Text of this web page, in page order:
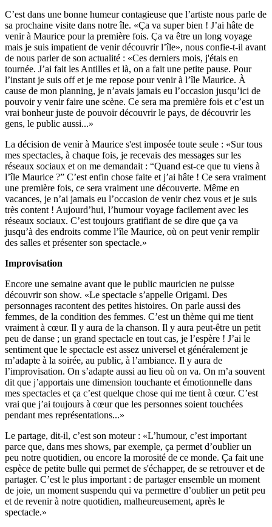
C’est dans une bonne humeur contagieuse que l’artiste nous parle de
sa prochaine visite dans notre île. «Ça va super bien ! J’ai hâte de
venir à Maurice pour la première fois. Ça va être un long voyage
mais je suis impatient de venir découvrir l’île», nous confie-t-il avant
de nous parler de son actualité : «Ces derniers mois, j'étais en
tournée. J’ai fait les Antilles et là, on a fait une petite pause. Pour
l’instant je suis off et je me repose pour venir à l’île Maurice. À
cause de mon planning, je n’avais jamais eu l’occasion jusqu’ici de
pouvoir y venir faire une scène. Ce sera ma première fois et c’est un
vrai bonheur juste de pouvoir découvrir le pays, de découvrir les
gens, le public aussi...»
La décision de venir à Maurice s'est imposée toute seule : «Sur tous
mes spectacles, à chaque fois, je recevais des messages sur les
réseaux sociaux et on me demandait : “Quand est-ce que tu viens à
l’île Maurice ?” C’est enfin chose faite et j’ai hâte ! Ce sera vraiment
une première fois, ce sera vraiment une découverte. Même en
vacances, je n’ai jamais eu l’occasion de venir chez vous et je suis
très content ! Aujourd’hui, l’humour voyage facilement avec les
réseaux sociaux. C’est toujours gratifiant de se dire que ça va
jusqu’à des endroits comme l’île Maurice, où on peut venir remplir
des salles et présenter son spectacle.»
Improvisation
Encore une semaine avant que le public mauricien ne puisse
découvrir son show. «Le spectacle s’appelle Origami. Des
personnages racontent des petites histoires. On parle aussi des
femmes, de la condition des femmes. C’est un thème qui me tient
vraiment à cœur. Il y aura de la chanson. Il y aura peut-être un petit
peu de danse ; un grand spectacle en tout cas, je l’espère ! J’ai le
sentiment que le spectacle est assez universel et généralement je
m’adapte à la soirée, au public, à l’ambiance. Il y aura de
l’improvisation. On s’adapte aussi au lieu où on va. On m’a souvent
dit que j’apportais une dimension touchante et émotionnelle dans
mes spectacles et ça c’est quelque chose qui me tient à cœur. C’est
vrai que j’ai toujours à cœur que les personnes soient touchées
pendant mes représentations...»
Le partage, dit-il, c’est son moteur : «L’humour, c’est important
parce que, dans mes shows, par exemple, ça permet d’oublier un
peu notre quotidien, ou encore la morosité de ce monde. Ça fait une
espèce de petite bulle qui permet de s'échapper, de se retrouver et de
partager. C’est le plus important : de partager ensemble un moment
de joie, un moment suspendu qui va permettre d’oublier un petit peu
et de revenir à notre quotidien, malheureusement, après le
spectacle.»